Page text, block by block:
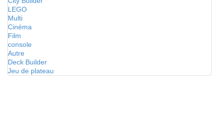
LEGO
Multi
Cinéma
Film
console
Autre
Deck Builder
Jeu de plateau